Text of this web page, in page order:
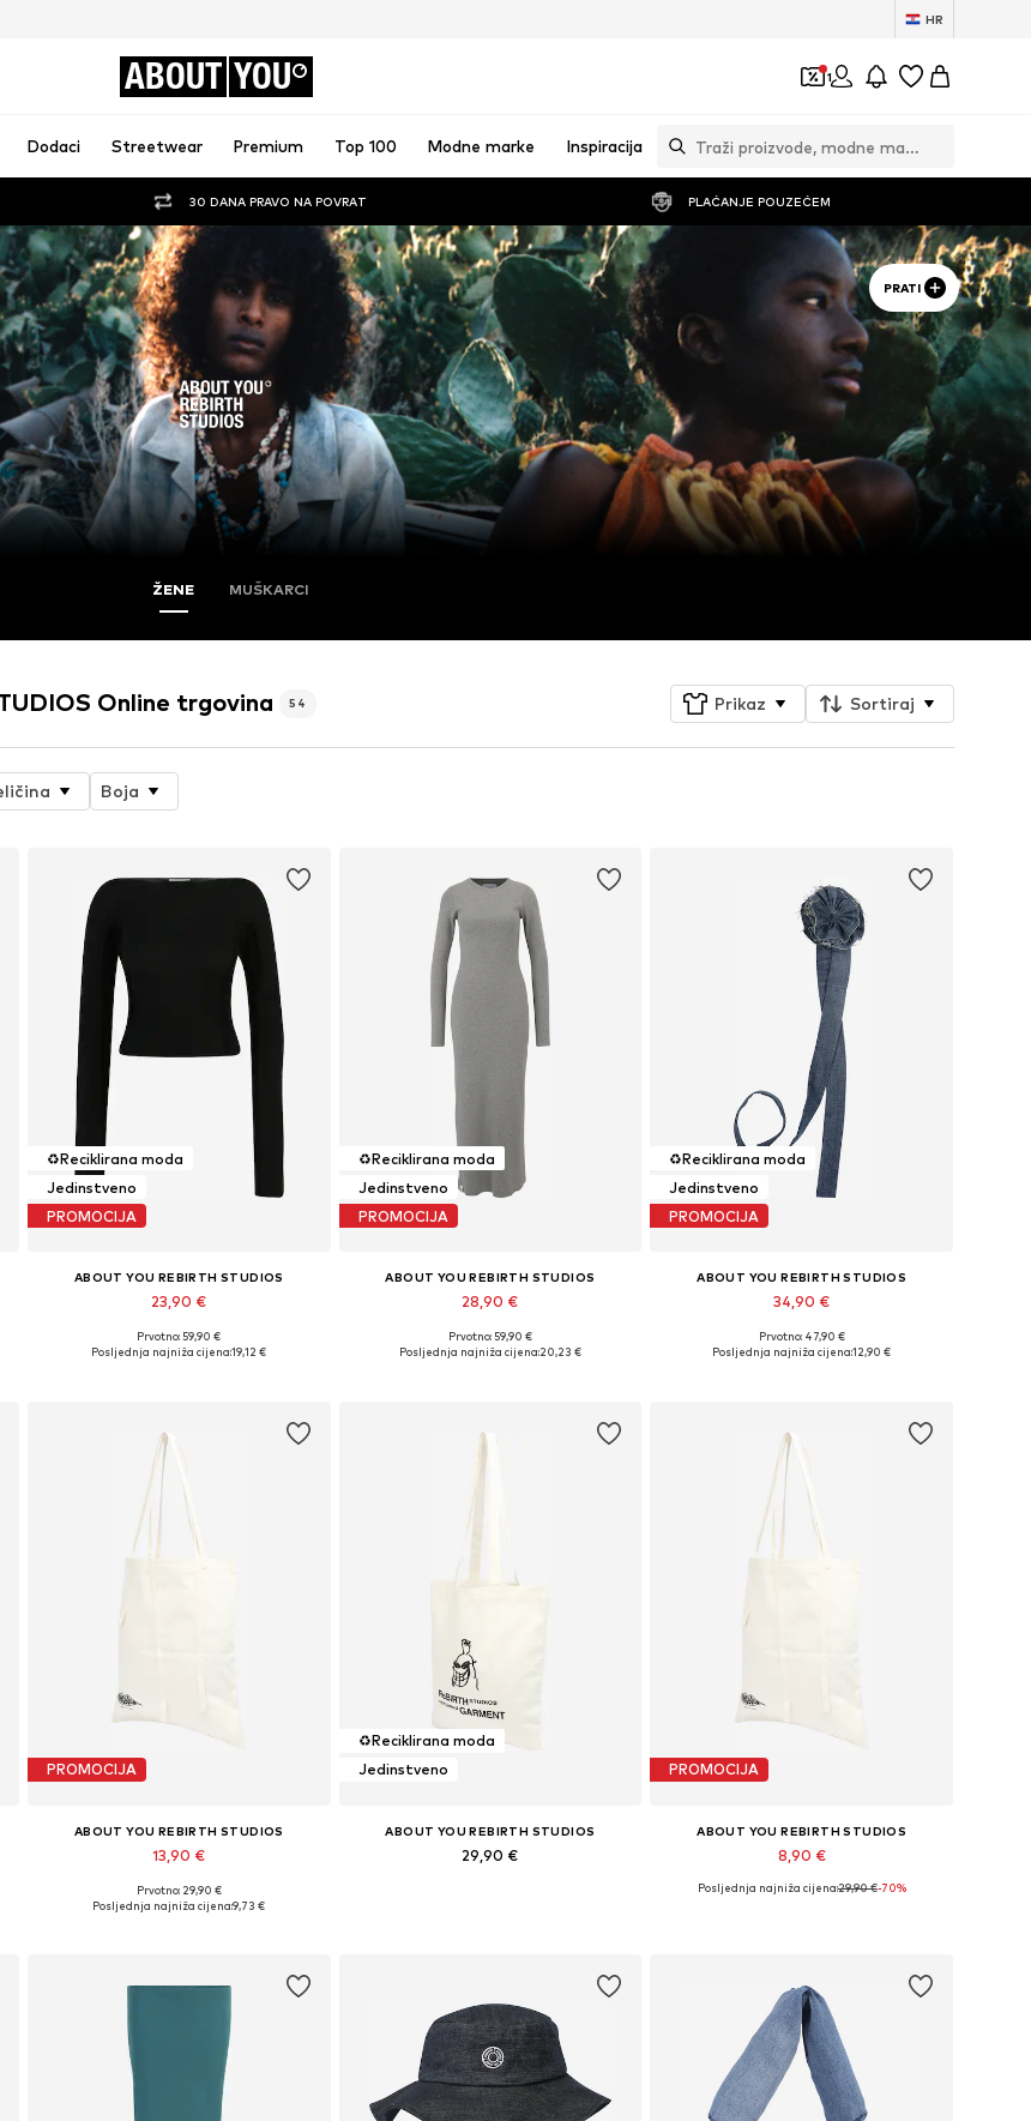
HR
ABOUT YOU 1
Dodaci Streetwear Premium Top 100 Modne marke Inspiracija
30 DANA PRAVO NA POVRAT PLAĆANJE POUZEĆEM
PRATI
ŽENE MUŠKARCI
Online trgovina 54 Prikaz Sortiraj
Boja
♻️Reciklirana moda
Jedinstveno
PROMOCIJA
ABOUT YOU REBIRTH STUDIOS
23,90 €
Dostupne veličine: XS, S, M, L
Prvotno: 59,90 €
Posljednja najniža cijena:19,12 €
♻️Reciklirana moda
Jedinstveno
PROMOCIJA
ABOUT YOU REBIRTH STUDIOS
28,90 €
Dostupne veličine: 36, 38, 40
Prvotno: 59,90 €
Posljednja najniža cijena:20,23 €
♻️Reciklirana moda
Jedinstveno
PROMOCIJA
ABOUT YOU REBIRTH STUDIOS
34,90 €
Dostupne veličine: Einheitsgröße
Prvotno: 47,90 €
Posljednja najniža cijena:12,90 €
PROMOCIJA
ABOUT YOU REBIRTH STUDIOS
13,90 €
Dostupne veličine: One Size
Prvotno: 29,90 €
Posljednja najniža cijena:9,73 €
♻️Reciklirana moda
Jedinstveno
ABOUT YOU REBIRTH STUDIOS
29,90 €
PROMOCIJA
ABOUT YOU REBIRTH STUDIOS
8,90 €
Dostupne veličine: Einheitsgröße
Posljednja najniža cijena:29,90 €-70%